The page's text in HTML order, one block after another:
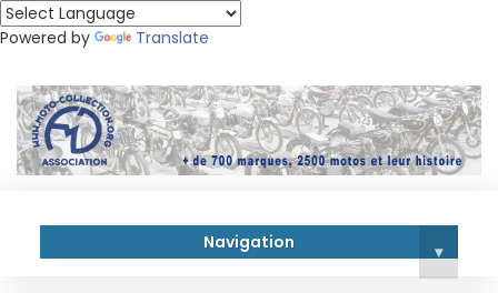
Powered by Translate
Navigation ▾